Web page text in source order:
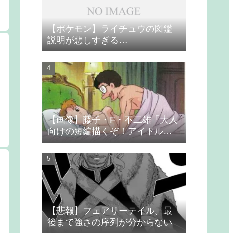
【ポケモン】ライチュウの図鑑
説明が悲しすぎる…
【画像】藤子・F・不二雄「大人
向けの短編描くぞ！アイドルが
無理やり抱かれるシーン入れ
よ」
【悲報】フェアリーテイル、最
後まで強さの序列が分からない